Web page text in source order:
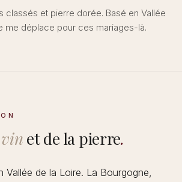
classés et pierre dorée. Basé en Vallée
me déplace pour ces mariages-là.
vin et de la pierre.
Vallée de la Loire. La Bourgogne,